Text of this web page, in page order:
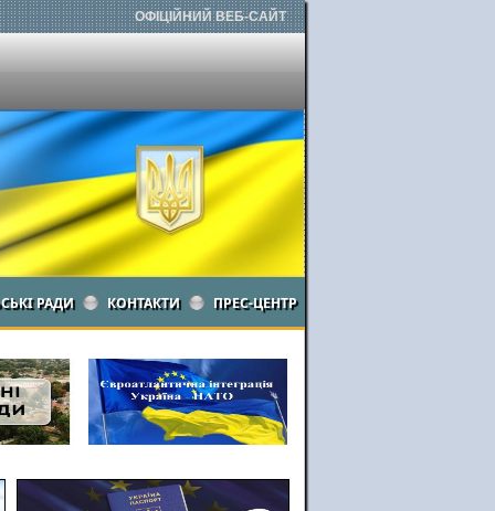
ОФІЦІЙНИЙ ВЕБ-САЙТ
РАДИ КОНТАКТИ ПРЕС-ЦЕНТР